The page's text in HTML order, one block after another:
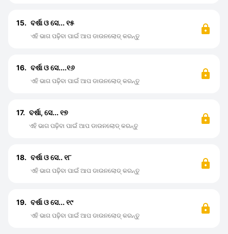
15. ବର୍ଷା ଓ ସେ... ୧୫
ଏହି ଭାଗ ପଢ଼ିବା ପାଇଁ ଆପ ଡାଉନଲୋଡ୍ କରନ୍ତୁ
16. ବର୍ଷା ଓ ସେ....୧୬
ଏହି ଭାଗ ପଢ଼ିବା ପାଇଁ ଆପ ଡାଉନଲୋଡ୍ କରନ୍ତୁ
17. ବର୍ଷା, ସେ... ୧୭
ଏହି ଭାଗ ପଢ଼ିବା ପାଇଁ ଆପ ଡାଉନଲୋଡ୍ କରନ୍ତୁ
18. ବର୍ଷା ଓ ସେ.. ୧୮
ଏହି ଭାଗ ପଢ଼ିବା ପାଇଁ ଆପ ଡାଉନଲୋଡ୍ କରନ୍ତୁ
19. ବର୍ଷା ଓ ସେ... ୧୯
ଏହି ଭାଗ ପଢ଼ିବା ପାଇଁ ଆପ ଡାଉନଲୋଡ୍ କରନ୍ତୁ